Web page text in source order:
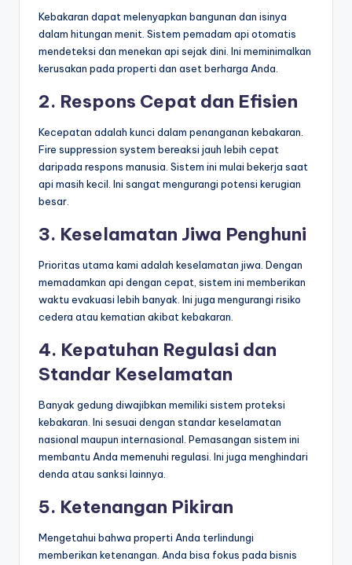
Kebakaran dapat melenyapkan bangunan dan isinya
dalam hitungan menit. Sistem pemadam api otomatis
mendeteksi dan menekan api sejak dini. Ini meminimalkan
kerusakan pada properti dan aset berharga Anda.
2. Respons Cepat dan Efisien
Kecepatan adalah kunci dalam penanganan kebakaran.
Fire suppression system bereaksi jauh lebih cepat
daripada respons manusia. Sistem ini mulai bekerja saat
api masih kecil. Ini sangat mengurangi potensi kerugian
besar.
3. Keselamatan Jiwa Penghuni
Prioritas utama kami adalah keselamatan jiwa. Dengan
memadamkan api dengan cepat, sistem ini memberikan
waktu evakuasi lebih banyak. Ini juga mengurangi risiko
cedera atau kematian akibat kebakaran.
4. Kepatuhan Regulasi dan
Standar Keselamatan
Banyak gedung diwajibkan memiliki sistem proteksi
kebakaran. Ini sesuai dengan standar keselamatan
nasional maupun internasional. Pemasangan sistem ini
membantu Anda memenuhi regulasi. Ini juga menghindari
denda atau sanksi lainnya.
5. Ketenangan Pikiran
Mengetahui bahwa properti Anda terlindungi
memberikan ketenangan. Anda bisa fokus pada bisnis